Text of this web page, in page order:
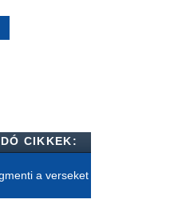
CIKKEK:
a verseket